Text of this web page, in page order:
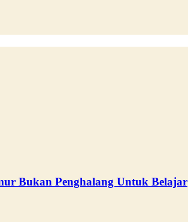
Bukan Penghalang Untuk Belajar